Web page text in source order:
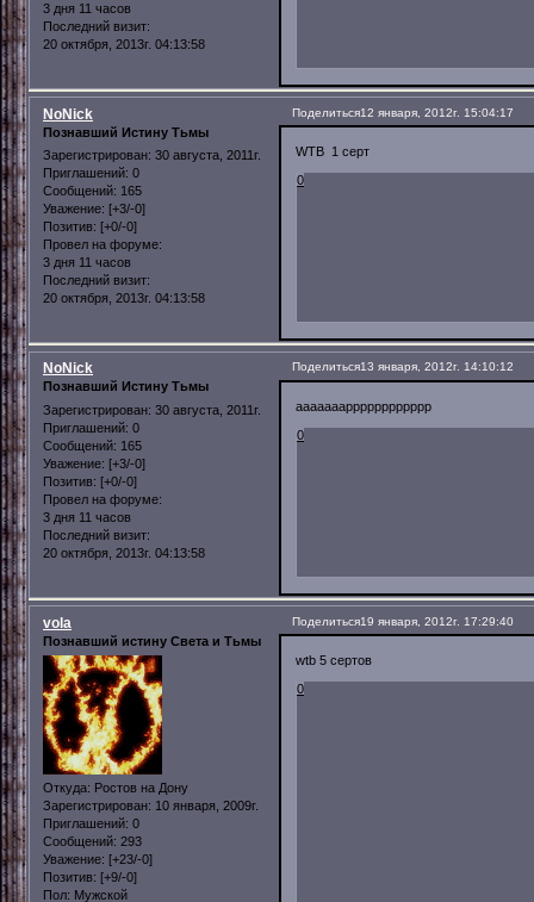
3 дня 11 часов
Последний визит:
20 октября, 2013г. 04:13:58
Поделиться12 января, 2012г. 15:04:17
NoNick
Познавший Истину Тьмы
Зарегистрирован: 30 августа, 2011г.
Приглашений: 0
Сообщений: 165
Уважение: [+3/-0]
Позитив: [+0/-0]
Провел на форуме:
3 дня 11 часов
Последний визит:
20 октября, 2013г. 04:13:58
WTB 1 серт
0
Поделиться13 января, 2012г. 14:10:12
NoNick
Познавший Истину Тьмы
Зарегистрирован: 30 августа, 2011г.
Приглашений: 0
Сообщений: 165
Уважение: [+3/-0]
Позитив: [+0/-0]
Провел на форуме:
3 дня 11 часов
Последний визит:
20 октября, 2013г. 04:13:58
aaaaaaapppppppppppp
0
Поделиться19 января, 2012г. 17:29:40
vola
Познавший истину Света и Тьмы
Откуда: Ростов на Дону
Зарегистрирован: 10 января, 2009г.
Приглашений: 0
Сообщений: 293
Уважение: [+23/-0]
Позитив: [+9/-0]
Пол: Мужской
wtb 5 сертов
0